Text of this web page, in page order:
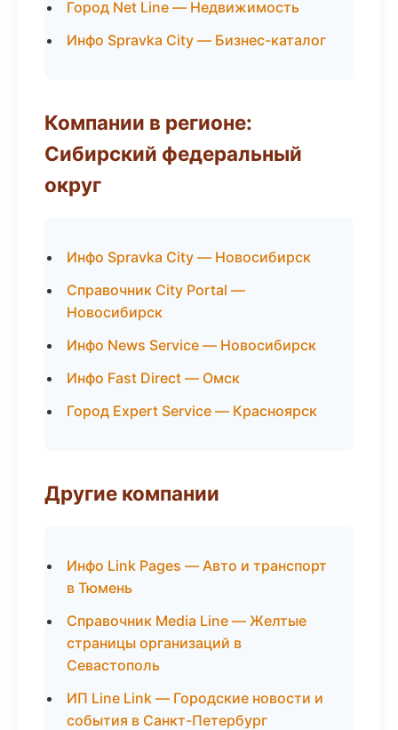
Город Net Line — Недвижимость
Инфо Spravka City — Бизнес-каталог
Компании в регионе:
Сибирский федеральный
округ
Инфо Spravka City — Новосибирск
Справочник City Portal —
Новосибирск
Инфо News Service — Новосибирск
Инфо Fast Direct — Омск
Город Expert Service — Красноярск
Другие компании
Инфо Link Pages — Авто и транспорт
в Тюмень
Справочник Media Line — Желтые
страницы организаций в
Севастополь
ИП Line Link — Городские новости и
события в Санкт-Петербург